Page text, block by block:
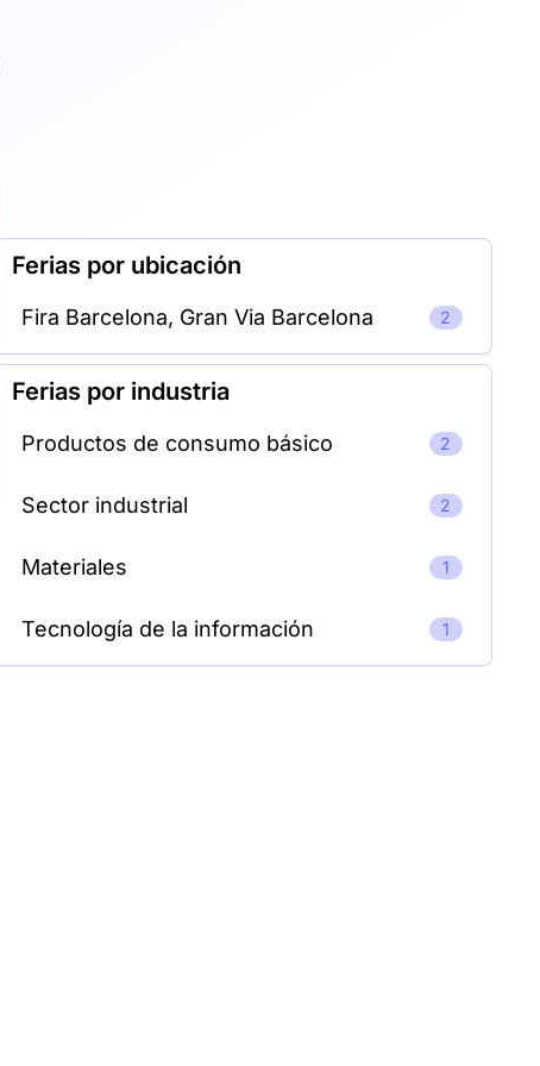
Ferias por ubicación
Fira Barcelona, Gran Via Barcelona 2
Ferias por industria
Productos de consumo básico 2
Sector industrial 2
Materiales 1
Tecnología de la información 1